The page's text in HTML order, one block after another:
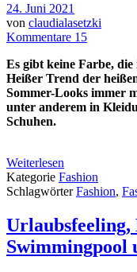
24. Juni 2021
von claudialasetzki
Kommentare 15
Es gibt keine Farbe, die
Heißer Trend der
Sommer-Looks immer
unter anderem in
Schuhen.
Weiterlesen
Kategorie Fashion
SchlagwörterFashion,
Urlaubsfeeling,
Swimmingpool